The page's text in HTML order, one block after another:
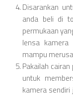
Disarankan
anda beli di
permukaan
lensa kamera
mampu
Pakailah
untuk
kamera sendiri